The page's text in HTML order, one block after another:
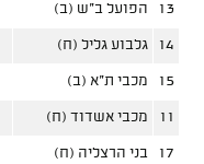
13 הפועל ב"ש (ב)
14 גלבוע גליל (ח)
15 מכבי ת"א (ב)
11 מכבי אשדוד (ח)
17 בני הרצליה (ח)